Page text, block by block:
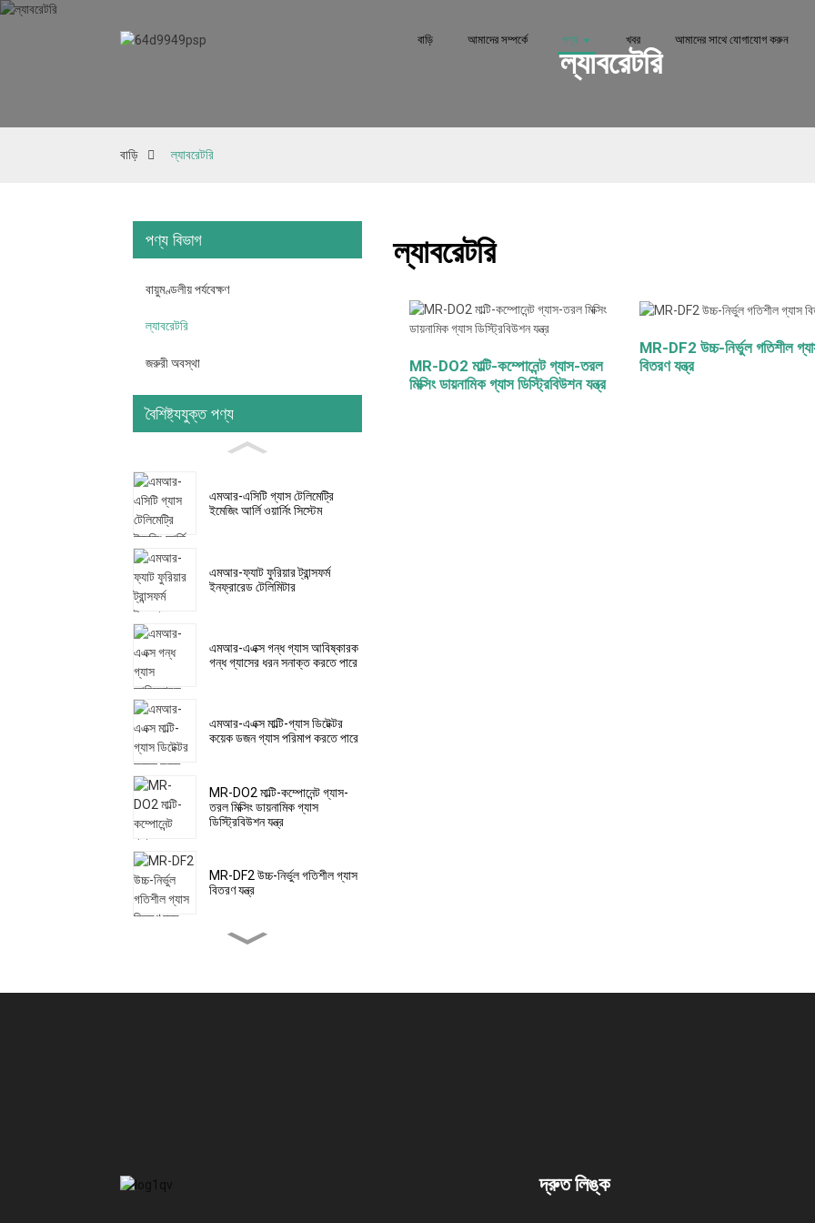
বাড়ি আমাদের সম্পর্কে পণ্য খবর আমাদের সাথে যোগাযোগ করুন
ল্যাবরেটরি
বাড়ি ল্যাবরেটরি
পণ্য বিভাগ
বায়ুমণ্ডলীয় পর্যবেক্ষণ
ল্যাবরেটরি
জরুরী অবস্থা
বৈশিষ্ট্যযুক্ত পণ্য
এমআর-এসিটি গ্যাস টেলিমেট্রি
ইমেজিং আর্লি ওয়ার্নিং সিস্টেম
এমআর-ফ্যাট ফুরিয়ার ট্রান্সফর্ম
ইনফ্রারেড টেলিমিটার
এমআর-এএক্স গন্ধ গ্যাস আবিষ্কারক
গন্ধ গ্যাসের ধরন সনাক্ত করতে পারে
এমআর-এএক্স মাল্টি-গ্যাস ডিটেক্টর
কয়েক ডজন গ্যাস পরিমাপ করতে পারে
MR-DO2 মাল্টি-কম্পোনেন্ট গ্যাস-
তরল মিক্সিং ডায়নামিক গ্যাস
ডিস্ট্রিবিউশন যন্ত্র
MR-DF2 উচ্চ-নির্ভুল গতিশীল গ্যাস
বিতরণ যন্ত্র
ল্যাবরেটরি
MR-DO2 মাল্টি-কম্পোনেন্ট গ্যাস-তরল
মিক্সিং ডায়নামিক গ্যাস ডিস্ট্রিবিউশন যন্ত্র
MR-DF2 উচ্চ-নির্ভুল গতিশীল
বিতরণ যন্ত্র
দ্রুত লিঙ্ক